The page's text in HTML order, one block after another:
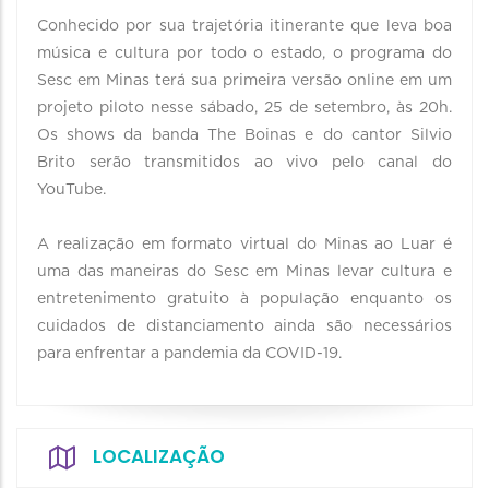
Conhecido por sua trajetória itinerante que leva boa
música e cultura por todo o estado, o programa do
Sesc em Minas terá sua primeira versão online em um
projeto piloto nesse sábado, 25 de setembro, às 20h.
Os shows da banda The Boinas e do cantor Silvio
Brito serão transmitidos ao vivo pelo canal do
YouTube.
A realização em formato virtual do Minas ao Luar é
uma das maneiras do Sesc em Minas levar cultura e
entretenimento gratuito à população enquanto os
cuidados de distanciamento ainda são necessários
para enfrentar a pandemia da COVID-19.
LOCALIZAÇÃO